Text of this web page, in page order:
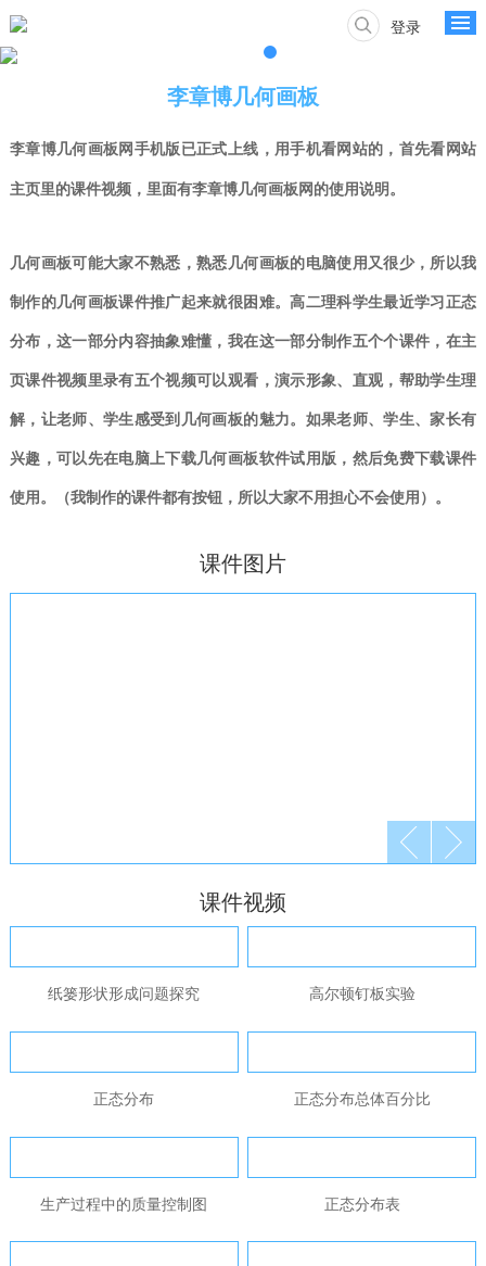
登录
李章博几何画板
李章博几何画板网手机版已正式上线，用手机看网站的，首先看网站
主页里的课件视频，里面有李章博几何画板网的使用说明。
几何画板可能大家不熟悉，熟悉几何画板的电脑使用又很少，所以我
制作的几何画板课件推广起来就很困难。高二理科学生最近学习正态
分布，这一部分内容抽象难懂，我在这一部分制作五个个课件， 在主
页课件视频里录有五个视频可以观看， 演示形象、直观，帮助学生理
解，让老师、学生感受到几何画板的魅力。如果老师、学生、家长有
兴趣，可以先在电脑上下载几何画板软件试用版，然后免费下载课件
使用。（我制作的课件都有按钮，所以大家不用担心不会使用）。
课件图片
课件视频
纸篓形状形成问题探究 高尔顿钉板实验
正态分布 正态分布总体百分比
生产过程中的质量控制图 正态分布表